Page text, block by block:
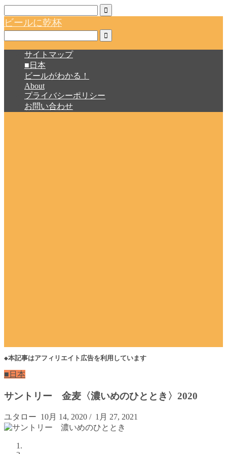
ビールに乾杯
サイトマップ
■日本
ビールがわかる！
About
プライバシーポリシー
お問い合わせ
◆本記事はアフィリエイト広告を利用しています
■日本
サントリー 金麦〈濃いめのひととき〉2020
ユタロー 10月 14, 2020 / 1月 27, 2021